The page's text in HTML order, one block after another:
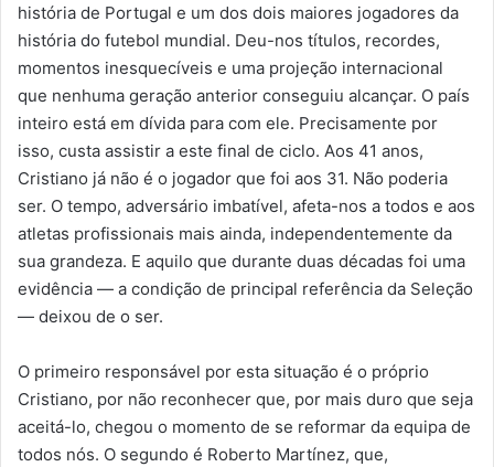
história de Portugal e um dos dois maiores jogadores da
história do futebol mundial. Deu-nos títulos, recordes,
momentos inesquecíveis e uma projeção internacional
que nenhuma geração anterior conseguiu alcançar. O país
inteiro está em dívida para com ele. Precisamente por
isso, custa assistir a este final de ciclo. Aos 41 anos,
Cristiano já não é o jogador que foi aos 31. Não poderia
ser. O tempo, adversário imbatível, afeta-nos a todos e aos
atletas profissionais mais ainda, independentemente da
sua grandeza. E aquilo que durante duas décadas foi uma
evidência — a condição de principal referência da Seleção
— deixou de o ser.
O primeiro responsável por esta situação é o próprio
Cristiano, por não reconhecer que, por mais duro que seja
aceitá-lo, chegou o momento de se reformar da equipa de
todos nós. O segundo é Roberto Martínez, que,